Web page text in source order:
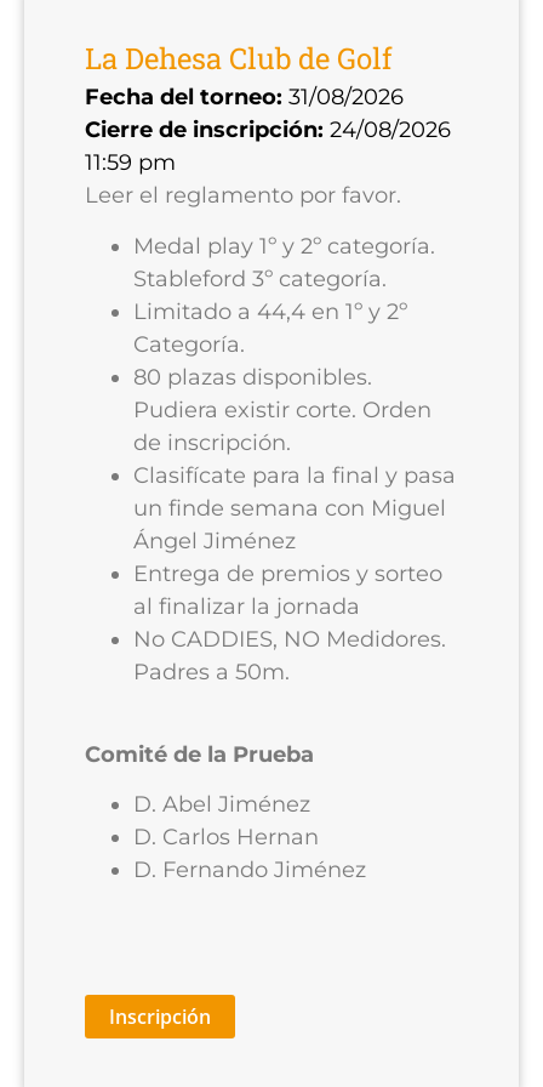
La Dehesa Club de Golf
Fecha del torneo: 31/08/2026
Cierre de inscripción: 24/08/2026
11:59 pm
Leer el reglamento por favor.
Medal play 1º y 2º categoría.
Stableford 3º categoría.
Limitado a 44,4 en 1º y 2º
Categoría.
80 plazas disponibles.
Pudiera existir corte. Orden
de inscripción.
Clasifícate para la final y pasa
un finde semana con Miguel
Ángel Jiménez
Entrega de premios y sorteo
al finalizar la jornada
No CADDIES, NO Medidores.
Padres a 50m.
Comité de la Prueba
D. Abel Jiménez
D. Carlos Hernan
D. Fernando Jiménez
Inscripción